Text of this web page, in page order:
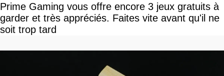
Prime Gaming vous offre encore 3 jeux gratuits à
garder et très appréciés. Faites vite avant qu'il ne
soit trop tard